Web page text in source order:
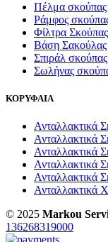
Πέλμα σκούπας
Ράμφος
Φίλτρα Σκούπας
Βάση Σακούλας
Σπιράλ σκούπας
Σωλήνας
ΚΟΡΥΦΑΙΑ
Ανταλλακτικά
Ανταλλακτικά
Ανταλλακτικά
Ανταλλακτικά
Ανταλλακτικά
Ανταλλακτικά
© 2025 Markou
136268319000